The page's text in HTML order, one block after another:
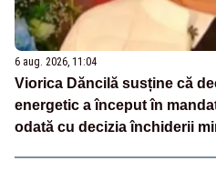
6 aug. 2026, 11:04
Viorica Dăncilă susține că
energetic a început în
odată cu decizia închiderii